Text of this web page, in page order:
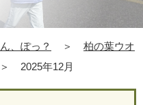
、ぽっ？ ＞
柏の葉ウオ
＞ 2025年12月